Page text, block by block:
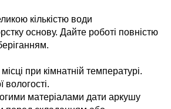
кількістю води
основу. Дайте роботі повністю
при кімнатній температурі.
вологості.
матеріалами дати аркушу